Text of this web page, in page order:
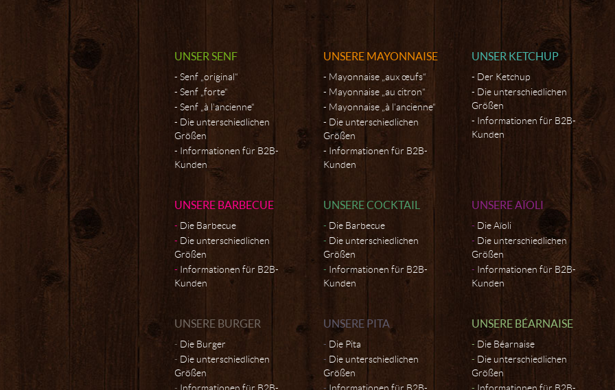
UNSER SENF
Senf „original“
Senf „forte“
Senf „à l’ancienne“
Die unterschiedlichen
Größen
Informationen für B2B-
Kunden
UNSERE MAYONNAISE
Mayonnaise „aux œufs“
Mayonnaise „au citron“
Mayonnaise „à l’ancienne“
Die unterschiedlichen
Größen
Informationen für B2B-
Kunden
UNSER KETCHUP
Der Ketchup
Die unterschiedlichen
Größen
Informationen für B2B-
Kunden
UNSERE BARBECUE
Die Barbecue
Die unterschiedlichen
Größen
Informationen für B2B-
Kunden
UNSERE COCKTAIL
Die Barbecue
Die unterschiedlichen
Größen
Informationen für B2B-
Kunden
UNSERE AÏOLI
Die Aïoli
Die unterschiedlichen
Größen
Informationen für B2B-
Kunden
UNSERE BURGER
Die Burger
Die unterschiedlichen
Größen
UNSERE PITA
Die Pita
Die unterschiedlichen
Größen
UNSERE BÉARNAISE
Die Béarnaise
Die unterschiedlichen
Größen